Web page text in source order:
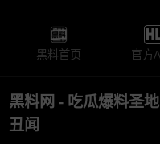
黑料首页 官方
黑料网 - 吃瓜爆料圣
丑闻